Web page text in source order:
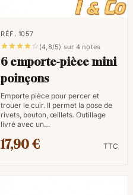
artisans, leur permettant de
de qualité constante.
RÉF. 1057
  (4,8/5) sur 4 notes
6 emporte-pièce mini
poinçons
Emporte pièce pour percer et
trouer le cuir. Il permet la pose de
rivets, bouton, œillets. Outillage
livré avec un…
17,90 € TTC